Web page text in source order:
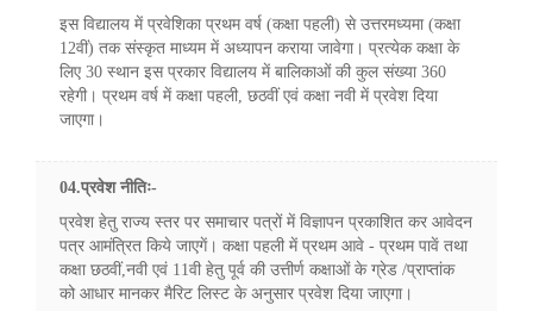
इस विद्यालय में प्रवेशिका प्रथम वर्ष (कक्षा पहली) से उत्तरमध्यमा (कक्षा
12वीं) तक संस्कृत माध्यम में अध्यापन कराया जावेगा। प्रत्येक कक्षा के
लिए 30 स्थान इस प्रकार विद्यालय में बालिकाओं की कुल संख्या 360
रहेगी। प्रथम वर्ष में कक्षा पहली, छठवीं एवं कक्षा नवी में प्रवेश दिया
जाएगा।
04.प्रवेश नीतिः-
प्रवेश हेतु राज्य स्तर पर समाचार पत्रों में विज्ञापन प्रकाशित कर आवेदन
पत्र आमंत्रित किये जाएगें। कक्षा पहली में प्रथम आवे - प्रथम पावें तथा
कक्षा छठवीं,नवी एवं 11वी हेतु पूर्व की उत्तीर्ण कक्षाओं के ग्रेड /प्राप्तांक
को आधार मानकर मैरिट लिस्ट के अनुसार प्रवेश दिया जाएगा।